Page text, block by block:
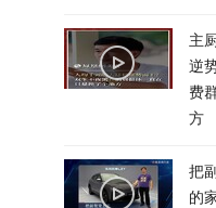
主
逆
费
方
把
的